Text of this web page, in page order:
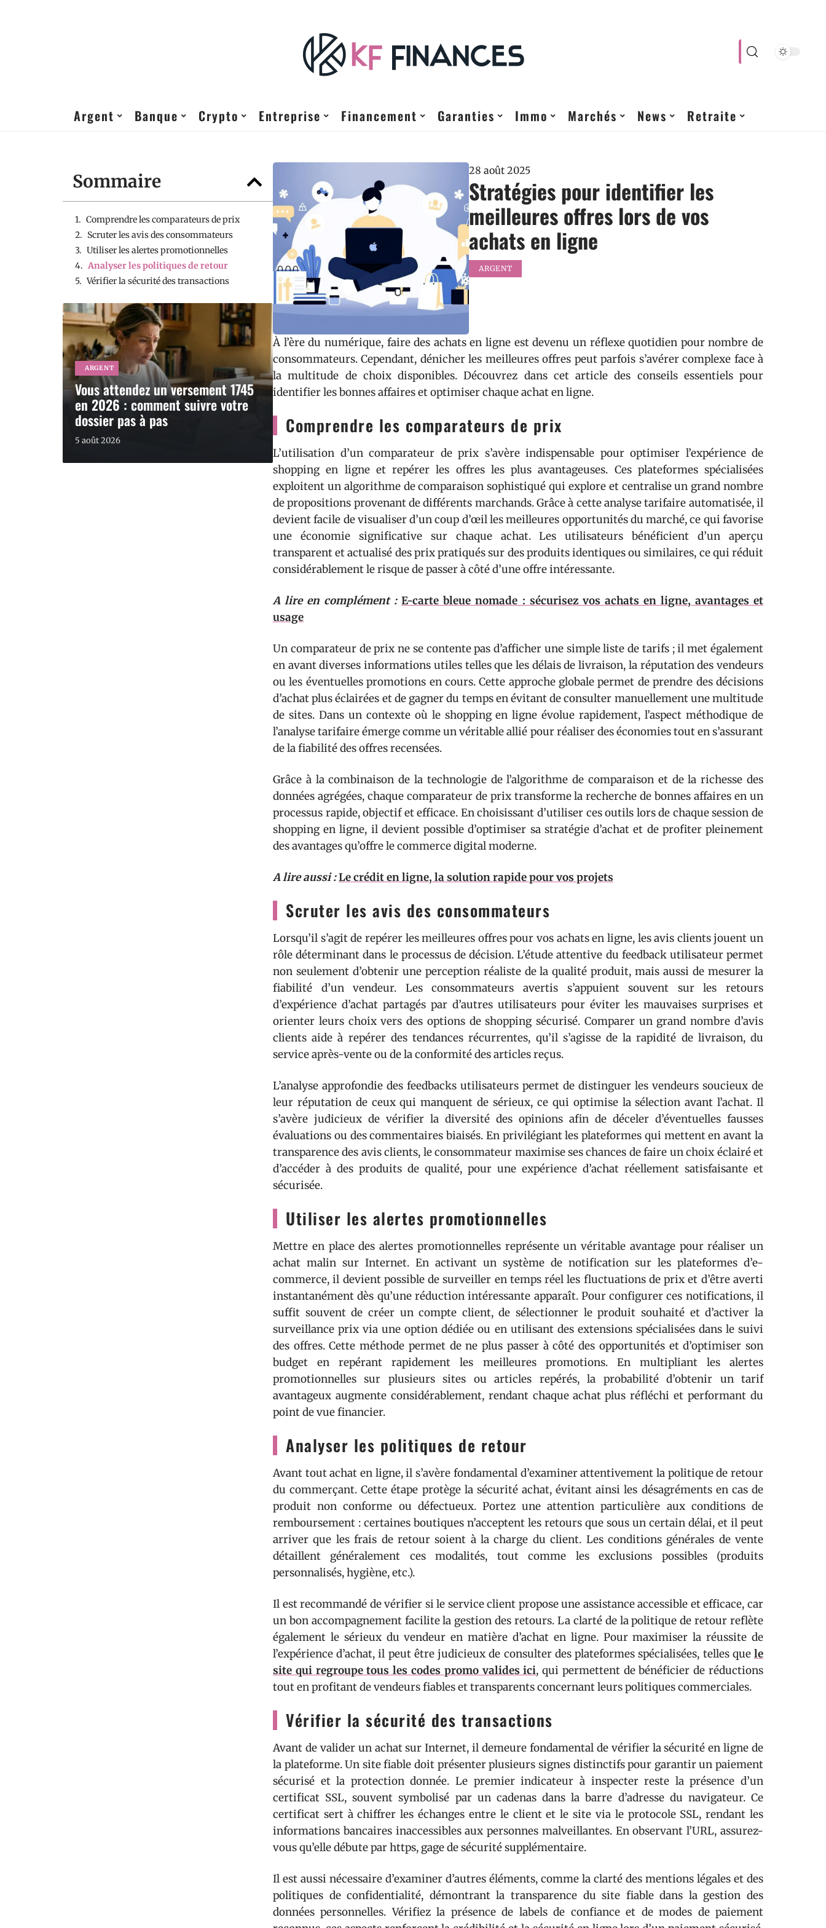
Argent Banque Crypto Entreprise Financement Garanties Immo Marchés News Retraite
Sommaire
Comprendre les comparateurs de prix
Scruter les avis des consommateurs
Utiliser les alertes promotionnelles
Analyser les politiques de retour
Vérifier la sécurité des transactions
ARGENT
Vous attendez un versement 1745
en 2026 : comment suivre votre
dossier pas à pas
5 août 2026
28 août 2025
Stratégies pour identifier les
meilleures offres lors de vos
achats en ligne
ARGENT
À l’ère du numérique, faire des achats en ligne est devenu un réflexe quotidien pour nombre de
consommateurs. Cependant, dénicher les meilleures offres peut parfois s’avérer complexe face à
la multitude de choix disponibles. Découvrez dans cet article des conseils essentiels pour
identifier les bonnes affaires et optimiser chaque achat en ligne.
Comprendre les comparateurs de prix
L’utilisation d’un comparateur de prix s’avère indispensable pour optimiser l’expérience de
shopping en ligne et repérer les offres les plus avantageuses. Ces plateformes spécialisées
exploitent un algorithme de comparaison sophistiqué qui explore et centralise un grand nombre
de propositions provenant de différents marchands. Grâce à cette analyse tarifaire automatisée, il
devient facile de visualiser d’un coup d’œil les meilleures opportunités du marché, ce qui favorise
une économie significative sur chaque achat. Les utilisateurs bénéficient d’un aperçu
transparent et actualisé des prix pratiqués sur des produits identiques ou similaires, ce qui réduit
considérablement le risque de passer à côté d’une offre intéressante.
A lire en complément : E-carte bleue nomade : sécurisez vos achats en ligne, avantages et
usage
Un comparateur de prix ne se contente pas d’afficher une simple liste de tarifs ; il met également
en avant diverses informations utiles telles que les délais de livraison, la réputation des vendeurs
ou les éventuelles promotions en cours. Cette approche globale permet de prendre des décisions
d’achat plus éclairées et de gagner du temps en évitant de consulter manuellement une multitude
de sites. Dans un contexte où le shopping en ligne évolue rapidement, l’aspect méthodique de
l’analyse tarifaire émerge comme un véritable allié pour réaliser des économies tout en s’assurant
de la fiabilité des offres recensées.
Grâce à la combinaison de la technologie de l’algorithme de comparaison et de la richesse des
données agrégées, chaque comparateur de prix transforme la recherche de bonnes affaires en un
processus rapide, objectif et efficace. En choisissant d’utiliser ces outils lors de chaque session de
shopping en ligne, il devient possible d’optimiser sa stratégie d’achat et de profiter pleinement
des avantages qu’offre le commerce digital moderne.
A lire aussi :Le crédit en ligne, la solution rapide pour vos projets
Scruter les avis des consommateurs
Lorsqu’il s’agit de repérer les meilleures offres pour vos achats en ligne, les avis clients jouent un
rôle déterminant dans le processus de décision. L’étude attentive du feedback utilisateur permet
non seulement d’obtenir une perception réaliste de la qualité produit, mais aussi de mesurer la
fiabilité d’un vendeur. Les consommateurs avertis s’appuient souvent sur les retours
d’expérience d’achat partagés par d’autres utilisateurs pour éviter les mauvaises surprises et
orienter leurs choix vers des options de shopping sécurisé. Comparer un grand nombre d’avis
clients aide à repérer des tendances récurrentes, qu’il s’agisse de la rapidité de livraison, du
service après-vente ou de la conformité des articles reçus.
L’analyse approfondie des feedbacks utilisateurs permet de distinguer les vendeurs soucieux de
leur réputation de ceux qui manquent de sérieux, ce qui optimise la sélection avant l’achat. Il
s’avère judicieux de vérifier la diversité des opinions afin de déceler d’éventuelles fausses
évaluations ou des commentaires biaisés. En privilégiant les plateformes qui mettent en avant la
transparence des avis clients, le consommateur maximise ses chances de faire un choix éclairé et
d’accéder à des produits de qualité, pour une expérience d’achat réellement satisfaisante et
sécurisée.
Utiliser les alertes promotionnelles
Mettre en place des alertes promotionnelles représente un véritable avantage pour réaliser un
achat malin sur Internet. En activant un système de notification sur les plateformes d’e-
commerce, il devient possible de surveiller en temps réel les fluctuations de prix et d’être averti
instantanément dès qu’une réduction intéressante apparaît. Pour configurer ces notifications, il
suffit souvent de créer un compte client, de sélectionner le produit souhaité et d’activer la
surveillance prix via une option dédiée ou en utilisant des extensions spécialisées dans le suivi
des offres. Cette méthode permet de ne plus passer à côté des opportunités et d’optimiser son
budget en repérant rapidement les meilleures promotions. En multipliant les alertes
promotionnelles sur plusieurs sites ou articles repérés, la probabilité d’obtenir un tarif
avantageux augmente considérablement, rendant chaque achat plus réfléchi et performant du
point de vue financier.
Analyser les politiques de retour
Avant tout achat en ligne, il s’avère fondamental d’examiner attentivement la politique de retour
du commerçant. Cette étape protège la sécurité achat, évitant ainsi les désagréments en cas de
produit non conforme ou défectueux. Portez une attention particulière aux conditions de
remboursement : certaines boutiques n’acceptent les retours que sous un certain délai, et il peut
arriver que les frais de retour soient à la charge du client. Les conditions générales de vente
détaillent généralement ces modalités, tout comme les exclusions possibles (produits
personnalisés, hygiène, etc.).
Il est recommandé de vérifier si le service client propose une assistance accessible et efficace, car
un bon accompagnement facilite la gestion des retours. La clarté de la politique de retour reflète
également le sérieux du vendeur en matière d’achat en ligne. Pour maximiser la réussite de
l’expérience d’achat, il peut être judicieux de consulter des plateformes spécialisées, telles que le
site qui regroupe tous les codes promo valides ici, qui permettent de bénéficier de réductions
tout en profitant de vendeurs fiables et transparents concernant leurs politiques commerciales.
Vérifier la sécurité des transactions
Avant de valider un achat sur Internet, il demeure fondamental de vérifier la sécurité en ligne de
la plateforme. Un site fiable doit présenter plusieurs signes distinctifs pour garantir un paiement
sécurisé et la protection donnée. Le premier indicateur à inspecter reste la présence d’un
certificat SSL, souvent symbolisé par un cadenas dans la barre d’adresse du navigateur. Ce
certificat sert à chiffrer les échanges entre le client et le site via le protocole SSL, rendant les
informations bancaires inaccessibles aux personnes malveillantes. En observant l’URL, assurez-
vous qu’elle débute par https, gage de sécurité supplémentaire.
Il est aussi nécessaire d’examiner d’autres éléments, comme la clarté des mentions légales et des
politiques de confidentialité, démontrant la transparence du site fiable dans la gestion des
données personnelles. Vérifiez la présence de labels de confiance et de modes de paiement